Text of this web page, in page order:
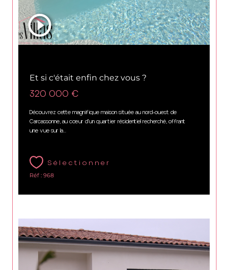
Et si c'était enfin chez vous ?
320 000 €
Découvrez cette magnifique maison située au nord-ouest de
Carcassonne, au cœur d'un quartier résidentiel recherché, offrant
une vue sur la...
Sélectionner
Réf : 968